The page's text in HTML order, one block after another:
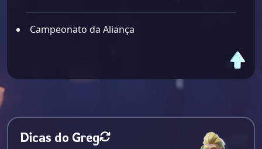
Campeonato da Aliança
Dicas do Greg